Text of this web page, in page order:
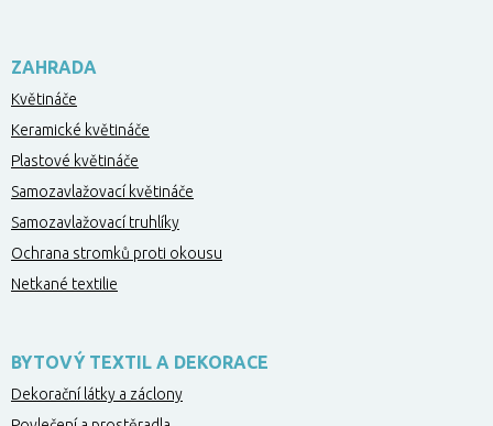
ZAHRADA
Květináče
Keramické květináče
Plastové květináče
Samozavlažovací květináče
Samozavlažovací truhlíky
Ochrana stromků proti okousu
Netkané textilie
BYTOVÝ TEXTIL A DEKORACE
Dekorační látky a záclony